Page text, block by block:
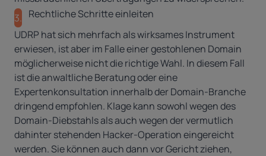
3. Rechtliche Schritte einleiten
UDRP hat sich mehrfach als wirksames Instrument
erwiesen, ist aber im Falle einer gestohlenen Domain
möglicherweise nicht die richtige Wahl. In diesem Fall
ist die anwaltliche Beratung oder eine
Expertenkonsultation innerhalb der Domain-Branche
dringend empfohlen. Klage kann sowohl wegen des
Domain-Diebstahls als auch wegen der vermutlich
dahinter stehenden Hacker-Operation eingereicht
werden. Sie können auch dann vor Gericht ziehen,